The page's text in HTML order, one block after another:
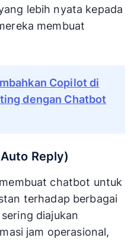
lebih nyata kepada
membuat
Copilot di
dengan Chatbot
Reply)
chatbot untuk
terhadap berbagai
diajukan
jam operasional,